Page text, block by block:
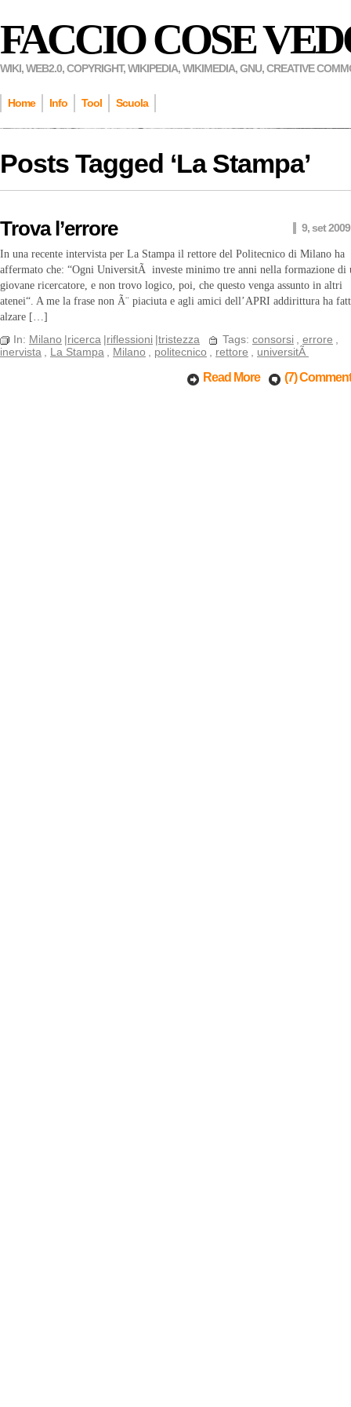
FACCIO COSE
WIKI, WEB2.0, COPYRIGHT, WIKIPEDIA, WIKIMEDIA, GNU, CREATIVE
Home Info Tool Scuola
Posts Tagged ‘La Stampa’
Trova l’errore 9, set 2009
In una recente intervista per La Stampa il rettore del Politecnico di Milano ha
affermato che: “Ogni UniversitÃ investe minimo tre anni nella formazione di
giovane ricercatore, e non trovo logico, poi, che questo venga assunto in altri
atenei“. A me la frase non Ã¨ piaciuta e agli amici dell’APRI addirittura ha
alzare […]
In: Milano |ricerca |riflessioni |tristezza Tags: consorsi errore
inervista
La Stampa Milano politecnico rettore universitÃ
Read More (7)